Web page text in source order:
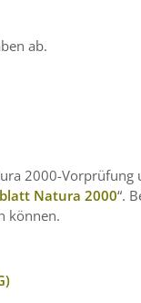
ab.
2000-Vorprüfung
Natura 2000“.
können.